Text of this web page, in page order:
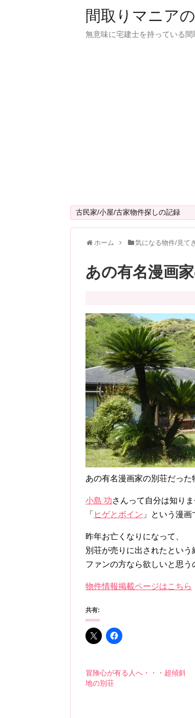
間取りマニア
無意味に宅建士を持っている
古民家/小屋/古家物件探しの記録
ホーム 気になる物件/見て
あの有名漫画
あの有名漫画家の別荘だった
小島 功さんって自分は知りま
「 ヒゲとボイン 」という漫画
昨年お亡くなりになって、
別荘が売りに出されたという
ファンの方なら欲しいと思う
物件情報掲載ページはこちら
共有:
冒険心が有る人へ・・・超傾斜
地の別荘